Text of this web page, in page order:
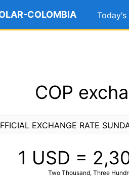
COLOMBIA Today's
COP
EXCHANGE RATE
1 USD =
Two Thousand, Three